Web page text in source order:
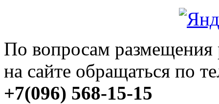
По вопросам размещения
на сайте обращаться по
+7(096) 568-15-15